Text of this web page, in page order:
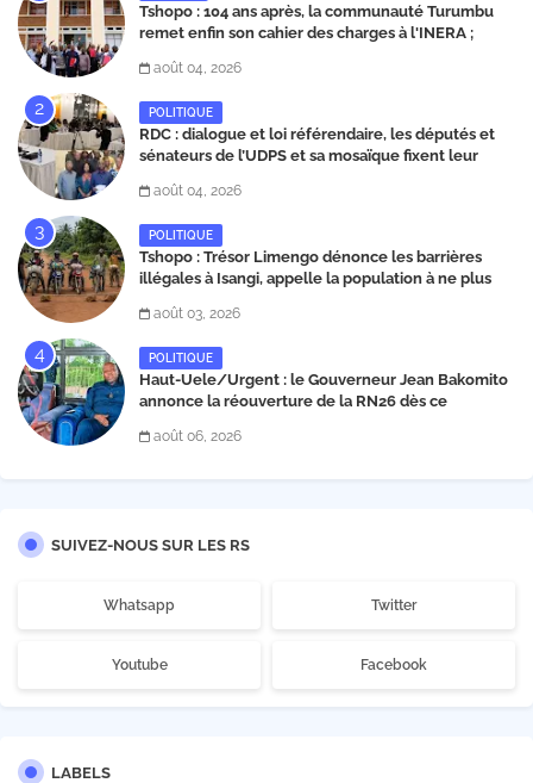
Tshopo : 104 ans après, la communauté Turumbu
remet enfin son cahier des charges à l'INERA ;
août 04, 2026
POLITIQUE
RDC : dialogue et loi référendaire, les députés et
sénateurs de l’UDPS et sa mosaïque fixent leur
Matata
août 04, 2026
POLITIQUE
Tshopo : Trésor Limengo dénonce les barrières
illégales à Isangi, appelle la population à ne plus
août 03, 2026
POLITIQUE
Haut-Uele/Urgent : le Gouverneur Jean Bakomito
annonce la réouverture de la RN26 dès ce
août 06, 2026
SUIVEZ-NOUS SUR LES RS
Whatsapp Twitter
Youtube Facebook
LABELS